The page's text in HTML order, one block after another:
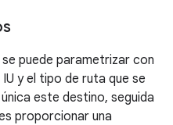
se puede parametrizar con
y el tipo de ruta que se
este destino, seguida
proporcionar una